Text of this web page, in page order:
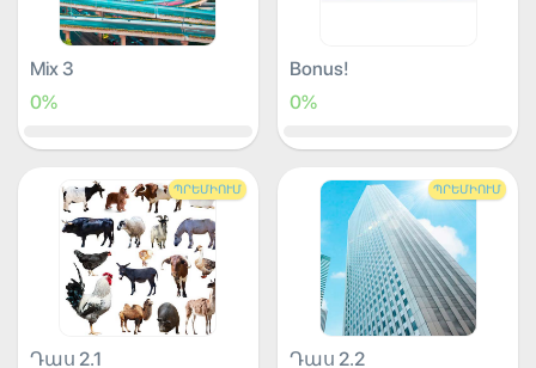
Mix 3
0%
Bonus!
0%
ՊՐԵՄԻՈՒՄ
Դաս 2.1
ՊՐԵՄԻՈՒՄ
Դաս 2.2